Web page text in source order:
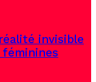
invisible